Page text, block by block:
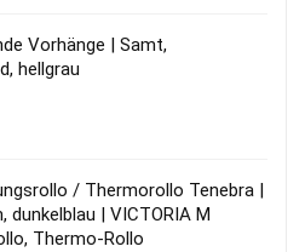
Vorhänge | Samt,
hellgrau
/ Thermorollo Tenebra |
dunkelblau | VICTORIA M
Thermo-Rollo